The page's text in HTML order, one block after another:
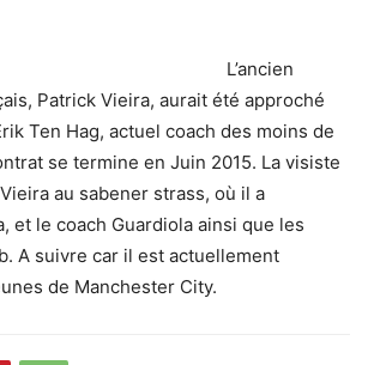
L’ancien
Patrick Vieira, aurait été approché
Ten Hag, actuel coach des moins de
se termine en Juin 2015. La visiste
au sabener strass, où il a
et le coach Guardiola ainsi que les
A suivre car il est actuellement
de Manchester City.